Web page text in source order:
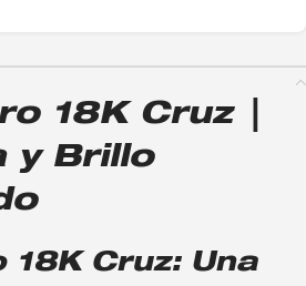
18K Cruz |
y Brillo
18K Cruz: Una